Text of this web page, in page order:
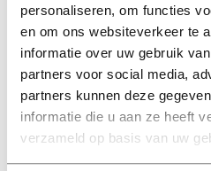
personaliseren, om functies
en om ons websiteverkeer te
informatie over uw gebruik
partners voor social media,
partners kunnen deze
informatie die u aan ze heeft
verzameld op basis van uw
07 juni
Recensie